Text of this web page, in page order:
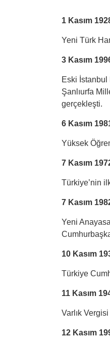
1 Kasım
Yeni Türk
3 Kasım
Eski İstanbul
Şanlıurfa
gerçekleşti.
6 Kasım
Yüksek
7 Kasım
Türkiye’nin
7 Kasım
Yeni
10 Kasım
Türkiye
11 Kasım
Varlık
12 Kasım